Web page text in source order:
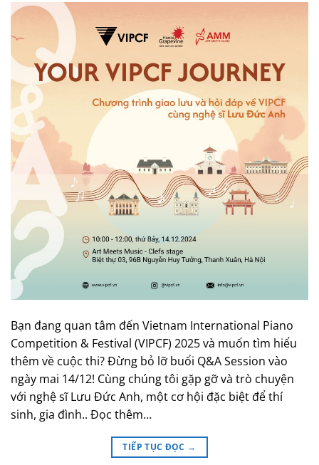
Bạn đang quan tâm đến Vietnam International Piano
Competition & Festival (VIPCF) 2025 và muốn tìm hiểu
thêm về cuộc thi? Đừng bỏ lỡ buổi Q&A Session vào
ngày mai 14/12! Cùng chúng tôi gặp gỡ và trò chuyện
với nghệ sĩ Lưu Đức Anh, một cơ hội đặc biệt để thí
sinh, gia đình.. Đọc thêm…
TIẾP TỤC ĐỌC →